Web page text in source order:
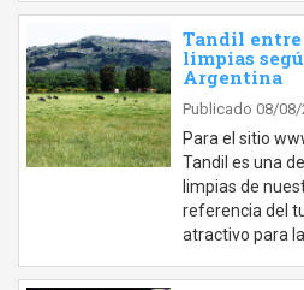
Tandil entre
limpias
Argentina
Publicado 08/08/
Para el sitio
Tandil es una
limpias de
referencia del
atractivo para